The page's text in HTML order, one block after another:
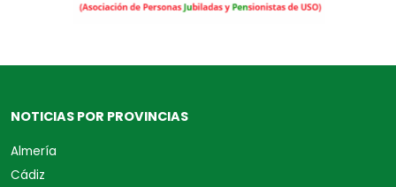
NOTICIAS POR PROVINCIAS
Almería
Cádiz